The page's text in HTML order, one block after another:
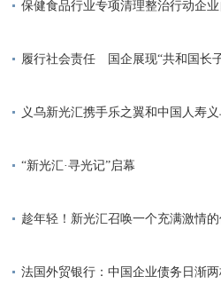
保健食品行业专项清理整治行动企
履行社会责任 国企展现“共和国长
“新光汇·寻光记”启幕
趁年轻！新光汇召唤一个充满激情
法国外贸银行：中国企业债务日渐